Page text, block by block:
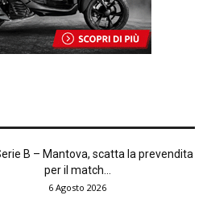
B – Mantova, scatta la prevendita
per il match...
6 Agosto 2026